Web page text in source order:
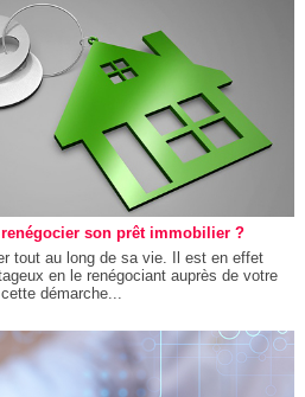
son prêt immobilier ?
tout au long de sa vie. Il est en effet
en le renégociant auprès de votre
démarche...